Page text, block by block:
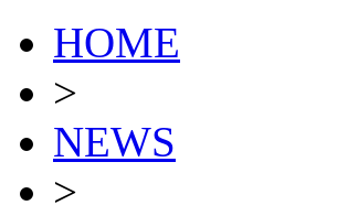
HOME
>
NEWS
>